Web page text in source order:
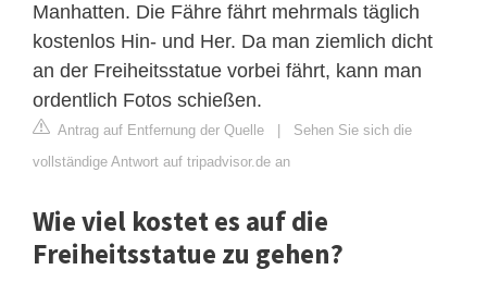
Manhatten. Die Fähre fährt mehrmals täglich
kostenlos Hin- und Her. Da man ziemlich dicht
an der Freiheitsstatue vorbei fährt, kann man
ordentlich Fotos schießen.
Antrag auf Entfernung der Quelle
Sehen Sie sich die
vollständige Antwort auf tripadvisor.de an
Wie viel kostet es auf die
Freiheitsstatue zu gehen?